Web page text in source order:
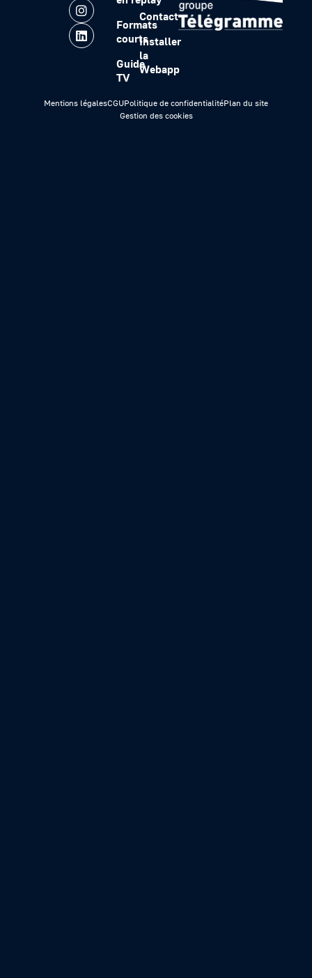
Formats
courts
Guide
TV
Contact
Installer
la
Webapp
Mentions légalesCGUPolitique de confidentialitéPlan du site
Gestion des cookies